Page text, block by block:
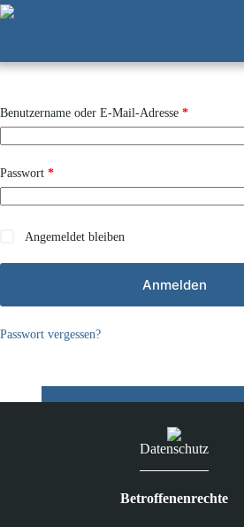
Zum
Inhalt
Benutzername oder E-Mail-Adresse *Erforderlich
Passwort *Erforderlich
Angemeldet bleiben
Anmelden
Passwort vergessen?
Datenschutz
Betroffenenrechte